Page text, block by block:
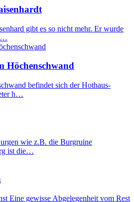
gibt es so nicht mehr. Er wurde
Höchenschwand
befindet sich der Hothaus-
h…
wie z.B. die Burgruine
ist die…
Eine gewisse Abgelegenheit vom Rest